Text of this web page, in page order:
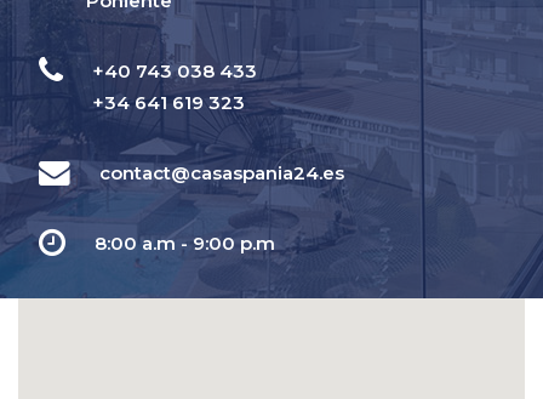
+40 743 038 433
+34 641 619 323
contact@casaspania24.es
8:00 a.m - 9:00 p.m